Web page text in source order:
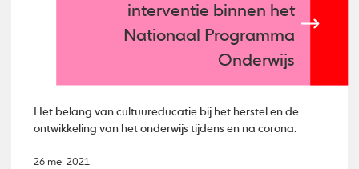
interventie binnen het
Nationaal Programma
Onderwijs
Het belang van cultuureducatie bij het herstel en de
ontwikkeling van het onderwijs tijdens en na corona.
26 mei 2021